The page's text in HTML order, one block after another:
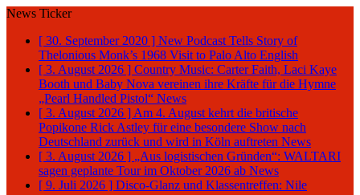
News Ticker
[ 30. September 2020 ] New Podcast Tells Story of
Thelonious Monk’s 1968 Visit to Palo Alto English
[ 3. August 2026 ] Country Music: Carter Faith, Laci Kaye
Booth und Baby Nova vereinen ihre Kräfte für die Hymne
„Pearl Handled Pistol“ News
[ 3. August 2026 ] Am 4. August kehrt die britische
Popikone Rick Astley für eine besondere Show nach
Deutschland zurück und wird in Köln auftreten News
[ 3. August 2026 ] „Aus logistischen Gründen“: WALTARI
sagen geplante Tour im Oktober 2026 ab News
[ 9. Juli 2026 ] Disco-Glanz und Klassentreffen: Nile